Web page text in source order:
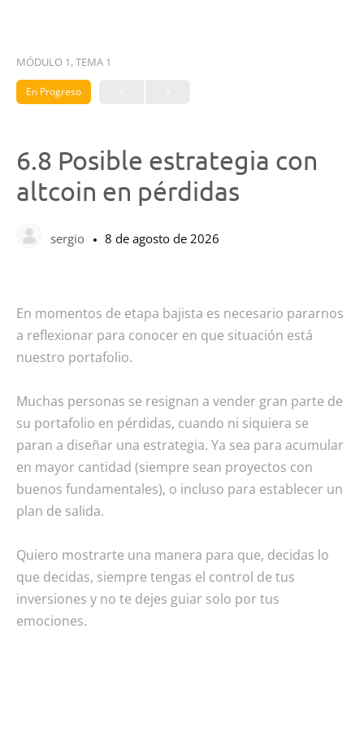
MÓDULO 1, TEMA 1
En Progreso
6.8 Posible estrategia con
altcoin en pérdidas
sergio 8 de agosto de 2026
En momentos de etapa bajista es necesario pararnos
a reflexionar para conocer en que situación está
nuestro portafolio.
Muchas personas se resignan a vender gran parte de
su portafolio en pérdidas, cuando ni siquiera se
paran a diseñar una estrategia. Ya sea para acumular
en mayor cantidad (siempre sean proyectos con
buenos fundamentales), o incluso para establecer un
plan de salida.
Quiero mostrarte una manera para que, decidas lo
que decidas, siempre tengas el control de tus
inversiones y no te dejes guiar solo por tus
emociones.